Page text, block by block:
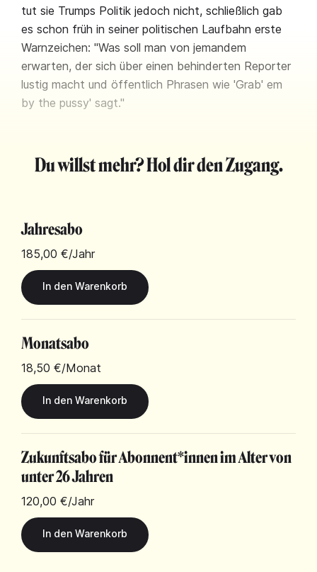
tut sie Trumps Politik jedoch nicht, schließlich gab
es schon früh in seiner politischen Laufbahn erste
Warnzeichen: "Was soll man von jemandem
erwarten, der sich über einen behinderten Reporter
lustig macht und öffentlich Phrasen wie 'Grab' em
by the pussy' sagt."
Du willst mehr? Hol dir den Zugang.
Jahresabo
185,00 €/Jahr
Monatsabo
18,50 €/Monat
Zukunftsabo für Abonnent*innen im Alter von
unter 26 Jahren
120,00 €/Jahr